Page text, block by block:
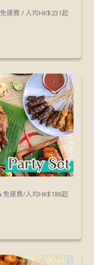
免運費 / 人均HK$231起
免運費/人均HK$186起